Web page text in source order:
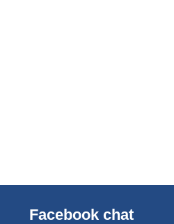
Facebook chat